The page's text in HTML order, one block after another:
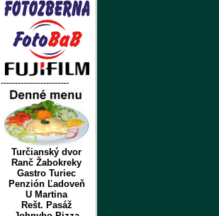
------------------------
Turčianský dvor
Ranč Žabokreky
Gastro Turiec
Penzión Ľadoveň
U Martina
Rešt. Pasáž